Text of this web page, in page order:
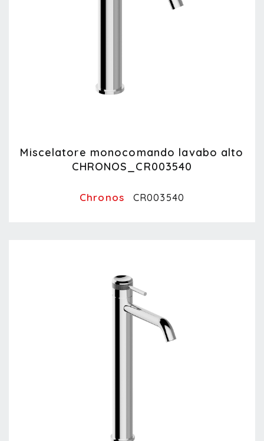
Miscelatore monocomando lavabo alto
CHRONOS_CR003540
Chronos CR003540